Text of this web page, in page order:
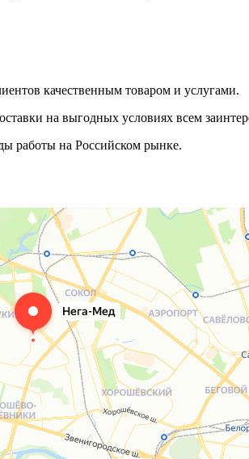
качественным товаром и услугами.
на выгодных условиях всем
работы на Российском рынке.